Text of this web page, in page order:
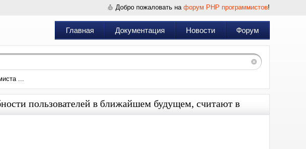
Добро пожаловать на форум PHP программистов!
Главная Документация Новости Форум
...
пользователей в ближайшем будущем, считают в